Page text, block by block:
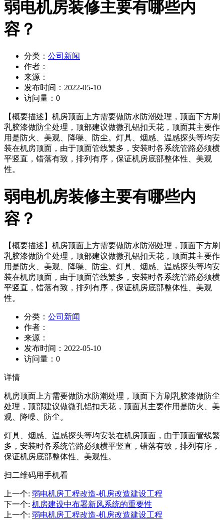
弱电机房装修主要有哪些内
容？
分类： 公司新闻
作者：
来源：
发布时间： 2022-05-10
访问量： 0
【概要描述】 机房顶面上方需要做防水防潮处理，顶面下方刷
乳胶漆做防尘处理，顶部建议做微孔铝扣天花，顶面其主要作
用是防火、美观、降噪、防尘。灯具、烟感、温感探头等均安
装在机房顶面，由于顶面管线繁多，安装时各系统管路必须横
平竖直，错落有致，排列有序，保证机房底部整体性、美观
性。
弱电机房装修主要有哪些内
容？
【概要描述】 机房顶面上方需要做防水防潮处理，顶面下方刷
乳胶漆做防尘处理，顶部建议做微孔铝扣天花，顶面其主要作
用是防火、美观、降噪、防尘。灯具、烟感、温感探头等均安
装在机房顶面，由于顶面管线繁多，安装时各系统管路必须横
平竖直，错落有致，排列有序，保证机房底部整体性、美观
性。
分类： 公司新闻
作者：
来源：
发布时间： 2022-05-10
访问量： 0
详情
机房顶面上方需要做防水防潮处理，顶面下方刷乳胶漆做防尘
处理，顶部建议做微孔铝扣天花，顶面其主要作用是防火、美
观、降噪、防尘。
灯具、烟感、温感探头等均安装在机房顶面，由于顶面管线繁
多，安装时各系统管路必须横平竖直，错落有致，排列有序，
保证机房底部整体性、美观性。
扫二维码用手机看
上一个: 弱电机房工程改造-机房改造建设工程
下一个: 机房建设中布署新风系统的重要性
上一个: 弱电机房工程改造-机房改造建设工程